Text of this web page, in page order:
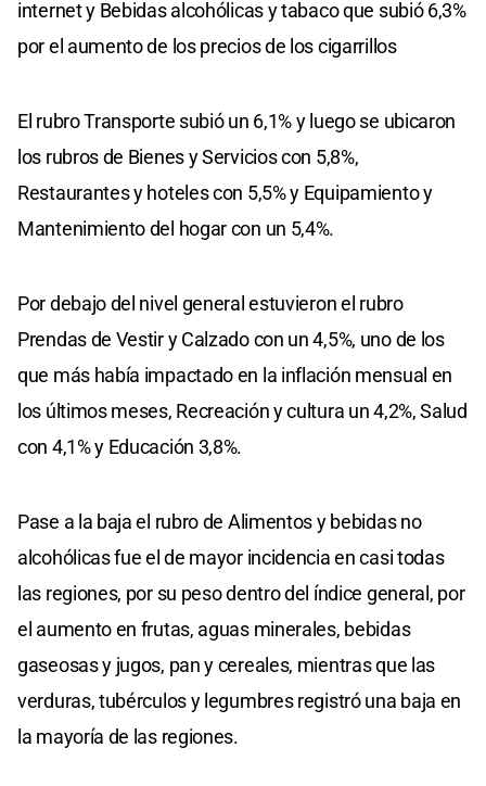
internet y Bebidas alcohólicas y tabaco que subió 6,3%
por el aumento de los precios de los cigarrillos
El rubro Transporte subió un 6,1% y luego se ubicaron
los rubros de Bienes y Servicios con 5,8%,
Restaurantes y hoteles con 5,5% y Equipamiento y
Mantenimiento del hogar con un 5,4%.
Por debajo del nivel general estuvieron el rubro
Prendas de Vestir y Calzado con un 4,5%, uno de los
que más había impactado en la inflación mensual en
los últimos meses, Recreación y cultura un 4,2%, Salud
con 4,1% y Educación 3,8%.
Pase a la baja el rubro de Alimentos y bebidas no
alcohólicas fue el de mayor incidencia en casi todas
las regiones, por su peso dentro del índice general, por
el aumento en frutas, aguas minerales, bebidas
gaseosas y jugos, pan y cereales, mientras que las
verduras, tubérculos y legumbres registró una baja en
la mayoría de las regiones.